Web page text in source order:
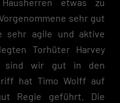
sehr gut
sehr agile und aktive
Torhüter Harvey
sind wir gut in den
hat Timo Wolff auf
Regie geführt. Die